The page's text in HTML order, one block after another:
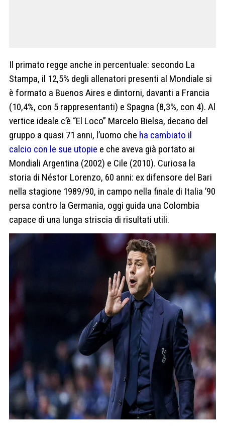
Il primato regge anche in percentuale: secondo La
Stampa, il 12,5% degli allenatori presenti al Mondiale si
è formato a Buenos Aires e dintorni, davanti a Francia
(10,4%, con 5 rappresentanti) e Spagna (8,3%, con 4). Al
vertice ideale c’è “El Loco” Marcelo Bielsa, decano del
gruppo a quasi 71 anni, l’uomo che ha cambiato il
calcio con le sue utopie e che aveva già portato ai
Mondiali Argentina (2002) e Cile (2010). Curiosa la
storia di Néstor Lorenzo, 60 anni: ex difensore del Bari
nella stagione 1989/90, in campo nella finale di Italia ’90
persa contro la Germania, oggi guida una Colombia
capace di una lunga striscia di risultati utili.